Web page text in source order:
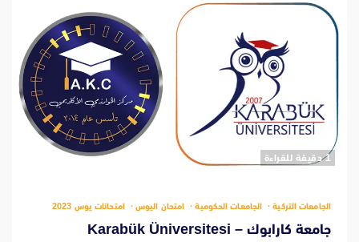
‫1 دقيقة للقراءة
الجامعات التركية الجامعات الحكومية امتحان اليوس امتحانات يوس 2023
جامعة كارابوك – Karabük Üniversitesi